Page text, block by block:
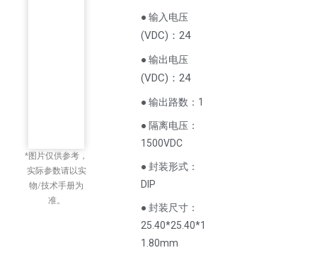
*图片仅供参考，
实际参数请以实
物/技术手册为
准。
● 输入电压
(VDC)：24
● 输出电压
(VDC) ：24
● 输出路数：1
● 隔离电压：
1500VDC
● 封装形式：
DIP
● 封装尺寸：
25.40*25.40*1
1.80mm